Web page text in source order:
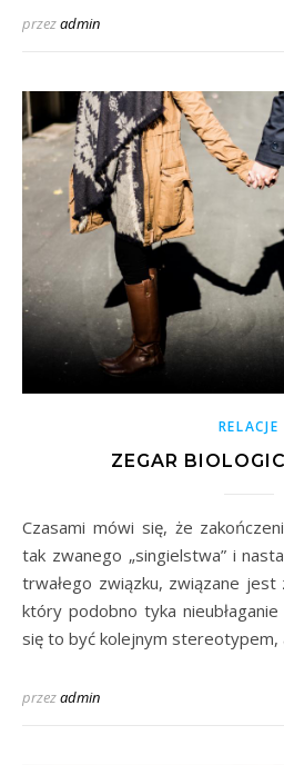
przezadmin
RELACJE
ZEGAR
Czasami mówi się, że zakończenie pewnego etapu życia,
tak zwanego „singielstwa” i
trwałego związku, związane
który podobno tyka
się to być kolejnym
przezadmin